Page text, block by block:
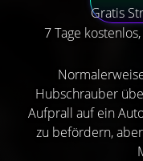
Gratis
7 Tage
Hubschrauber
Aufprall auf ein
zu befördern,